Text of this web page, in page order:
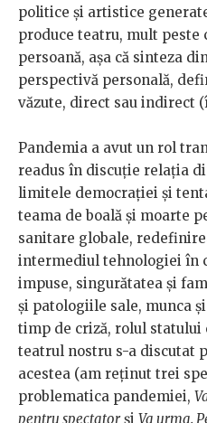
politice și artistice
produce teatru, mult peste
persoană, așa că sinteza
perspectivă personală,
văzute, direct sau indirect
Pandemia a avut un rol
readus în discuție relația
limitele democrației și
teama de boală și moarte
sanitare globale,
intermediul tehnologiei în
impuse, singurătatea și
și patologiile sale, munca
timp de criză, rolul statului
teatrul nostru s-a discutat
acestea (am reținut trei
problematica pandemiei,
pentru spectatorși Va urma.